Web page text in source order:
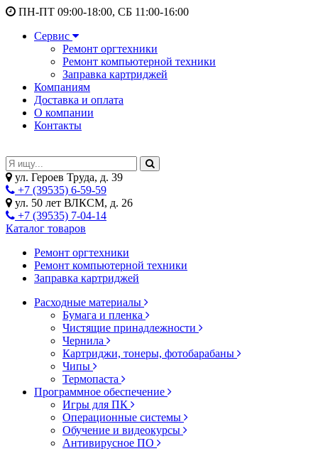
ПН-ПТ 09:00-18:00, СБ 11:00-16:00
Сервис
Ремонт оргтехники
Ремонт компьютерной техники
Заправка картриджей
Компаниям
Доставка и оплата
О компании
Контакты
ул. Героев Труда, д. 39
+7 (39535) 6-59-59
ул. 50 лет ВЛКСМ, д. 26
+7 (39535) 7-04-14
Каталог товаров
Ремонт оргтехники
Ремонт компьютерной техники
Заправка картриджей
Расходные материалы
Бумага и пленка
Чистящие принадлежности
Чернила
Картриджи, тонеры, фотобарабаны
Чипы
Термопаста
Программное обеспечение
Игры для ПК
Операционные системы
Обучение и видеокурсы
Антивирусное ПО